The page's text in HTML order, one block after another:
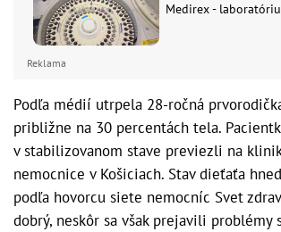
Medirex -
Reklama
Podľa médií utrpela 28-ročná
približne na 30 percentách tela.
v stabilizovanom stave previezli na
nemocnice v Košiciach. Stav dieťaťa
podľa hovorcu siete nemocníc Svet
dobrý, neskôr sa však prejavili problémy